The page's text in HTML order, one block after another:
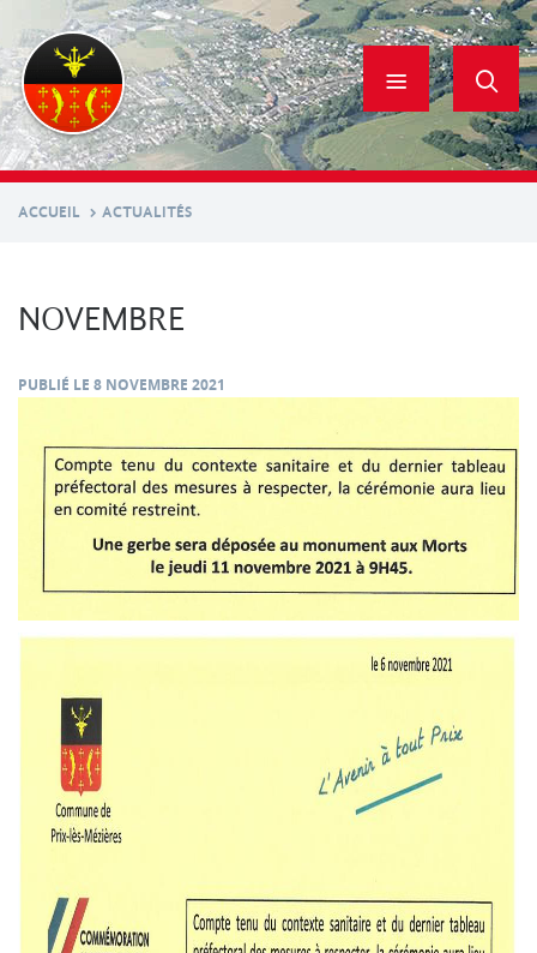
contenu
principal
ACCUEIL ACTUALITÉS
NOVEMBRE
PUBLIÉ LE 8 NOVEMBRE 2021